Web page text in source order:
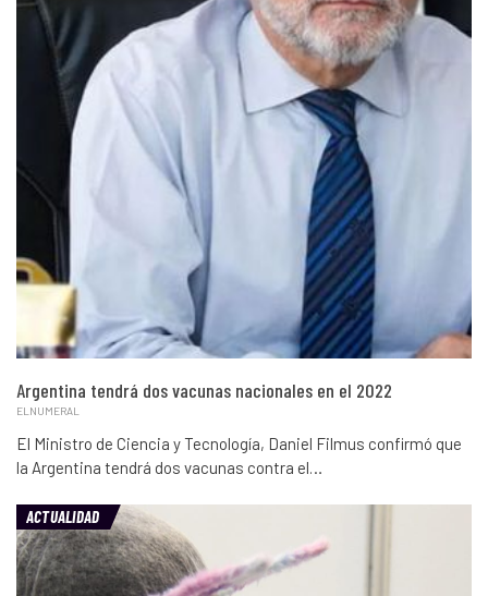
Argentina tendrá dos vacunas nacionales en el 2022
ELNUMERAL
El Ministro de Ciencia y Tecnología, Daniel Filmus confirmó que
la Argentina tendrá dos vacunas contra el…
ACTUALIDAD